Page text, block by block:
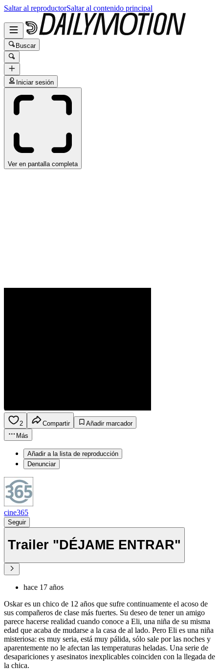
Saltar al reproductorSaltar al contenido principal
Buscar
Iniciar sesión
Ver en pantalla completa
2 Compartir
Añadir marcador
Más
Añadir a la lista de reproducción
Denunciar
cine365
Seguir
Trailer "DÉJAME ENTRAR"
hace 17 años
Oskar es un chico de 12 años que sufre continuamente el acoso de
sus compañeros de clase más fuertes. Su deseo de tener un amigo
parece hacerse realidad cuando conoce a Eli, una niña de su misma
edad que acaba de mudarse a la casa de al lado. Pero Eli es una niña
misteriosa: es muy seria, está muy pálida, sólo sale por las noches y
aparentemente no le afectan las temperaturas heladas. Una serie de
desapariciones y asesinatos inexplicables coinciden con la llegada de
la chica.